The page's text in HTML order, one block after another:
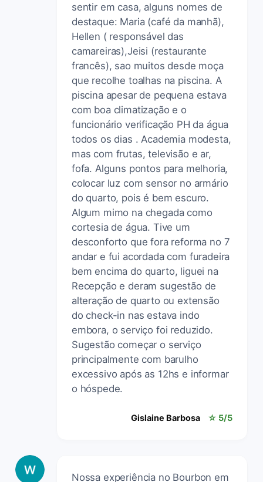
sentir em casa, alguns nomes de
destaque: Maria (café da manhã),
Hellen ( responsável das
camareiras),Jeisi (restaurante
francês), sao muitos desde moça
que recolhe toalhas na piscina. A
piscina apesar de pequena estava
com boa climatização e o
funcionário verificação PH da água
todos os dias . Academia modesta,
mas com frutas, televisão e ar,
fofa. Alguns pontos para melhoria,
colocar luz com sensor no armário
do quarto, pois é bem escuro.
Algum mimo na chegada como
cortesia de água. Tive um
desconforto que fora reforma no 7
andar e fui acordada com furadeira
bem encima do quarto, liguei na
Recepção e deram sugestão de
alteração de quarto ou extensão
do check-in nas estava indo
embora, o serviço foi reduzido.
Sugestão começar o serviço
principalmente com barulho
excessivo após as 12hs e informar
o hóspede.
Gislaine Barbosa ☆ 5/5
Nossa experiência no Bourbon em